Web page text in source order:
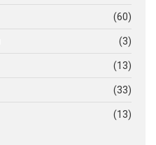
(60)
(3)
(13)
(33)
(13)